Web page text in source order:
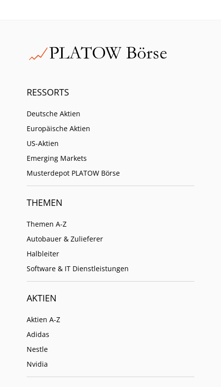
RESSORTS
Deutsche Aktien
Europäische Aktien
US-Aktien
Emerging Markets
Musterdepot PLATOW Börse
THEMEN
Themen A-Z
Autobauer & Zulieferer
Halbleiter
Software & IT Dienstleistungen
AKTIEN
Aktien A-Z
Adidas
Nestle
Nvidia